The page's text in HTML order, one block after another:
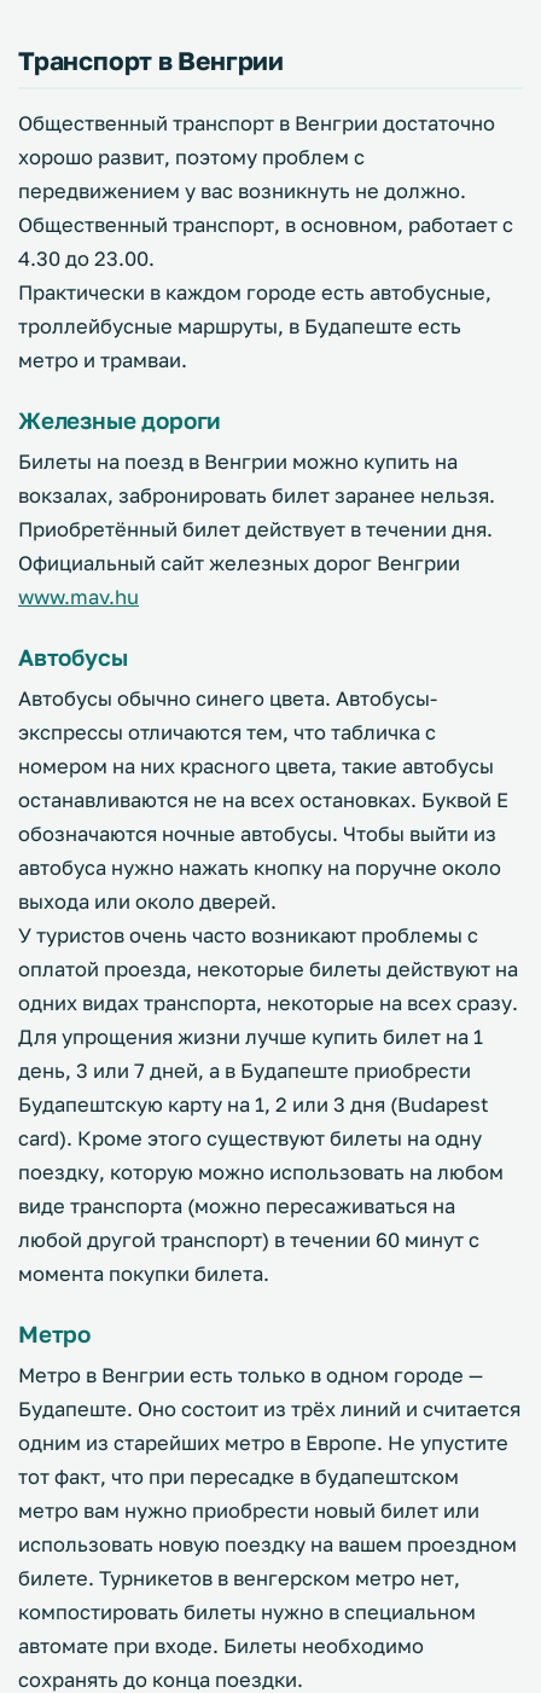
Транспорт в Венгрии
Общественный транспорт в Венгрии достаточно
хорошо развит, поэтому проблем с
передвижением у вас возникнуть не должно.
Общественный транспорт, в основном, работает с
4.30 до 23.00.
Практически в каждом городе есть автобусные,
троллейбусные маршруты, в Будапеште есть
метро и трамваи.
Железные дороги
Билеты на поезд в Венгрии можно купить на
вокзалах, забронировать билет заранее нельзя.
Приобретённый билет действует в течении дня.
Официальный сайт железных дорог Венгрии
www.mav.hu
Автобусы
Автобусы обычно синего цвета. Автобусы-
экспрессы отличаются тем, что табличка с
номером на них красного цвета, такие автобусы
останавливаются не на всех остановках. Буквой Е
обозначаются ночные автобусы. Чтобы выйти из
автобуса нужно нажать кнопку на поручне около
выхода или около дверей.
У туристов очень часто возникают проблемы с
оплатой проезда, некоторые билеты действуют на
одних видах транспорта, некоторые на всех сразу.
Для упрощения жизни лучше купить билет на 1
день, 3 или 7 дней, а в Будапеште приобрести
Будапештскую карту на 1, 2 или 3 дня (Budapest
card). Кроме этого существуют билеты на одну
поездку, которую можно использовать на любом
виде транспорта (можно пересаживаться на
любой другой транспорт) в течении 60 минут с
момента покупки билета.
Метро
Метро в Венгрии есть только в одном городе —
Будапеште. Оно состоит из трёх линий и считается
одним из старейших метро в Европе. Не упустите
тот факт, что при пересадке в будапештском
метро вам нужно приобрести новый билет или
использовать новую поездку на вашем проездном
билете. Турникетов в венгерском метро нет,
компостировать билеты нужно в специальном
автомате при входе. Билеты необходимо
сохранять до конца поездки.